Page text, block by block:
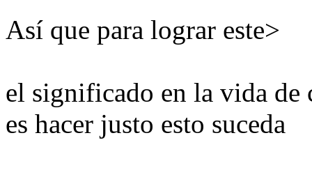
Así que para lograr este>
el significado en la vida de
es hacer justo esto suceda